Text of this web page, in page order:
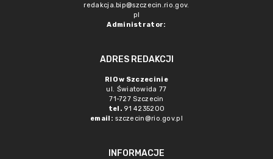
redakcja.bip@szczecin.rio.gov.
pl
Administrator:
ADRES REDAKCJI
RIO w Szczecinie
ul. Światowida 77
71-727 Szczecin
tel. 91 4235200
email: szczecin@rio.gov.pl
INFORMACJE